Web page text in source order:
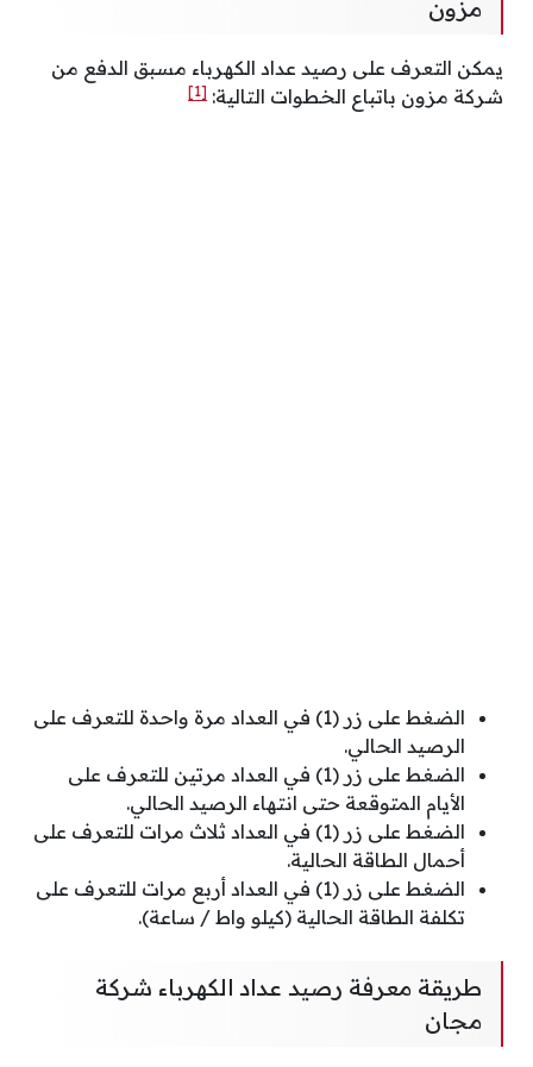
مزون
يمكن التعرف على رصيد عداد الكهرباء مسبق الدفع من
شركة مزون باتباع الخطوات التالية: [1]
الضغط على زر (1) في العداد مرة واحدة للتعرف على
الرصيد الحالي.
الضغط على زر (1) في العداد مرتين للتعرف على
الأيام المتوقعة حتى انتهاء الرصيد الحالي.
الضغط على زر (1) في العداد ثلاث مرات للتعرف على
أحمال الطاقة الحالية.
الضغط على زر (1) في العداد أربع مرات للتعرف على
تكلفة الطاقة الحالية (كيلو واط / ساعة).
طريقة معرفة رصيد عداد الكهرباء شركة
مجان